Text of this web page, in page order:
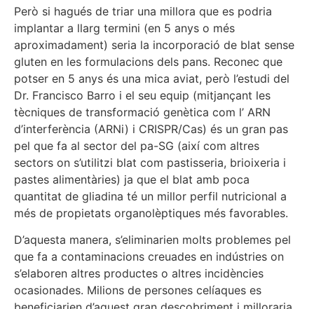
Però si hagués de triar una millora que es podria
implantar a llarg termini (en 5 anys o més
aproximadament) seria la incorporació de blat sense
gluten en les formulacions dels pans. Reconec que
potser en 5 anys és una mica aviat, però l’estudi del
Dr. Francisco Barro i el seu equip (mitjançant les
tècniques de transformació genètica com l’ ARN
d’interferència (ARNi) i CRISPR/Cas) és un gran pas
pel que fa al sector del pa-SG (així com altres
sectors on s’utilitzi blat com pastisseria, brioixeria i
pastes alimentàries) ja que el blat amb poca
quantitat de gliadina té un millor perfil nutricional a
més de propietats organolèptiques més favorables.
D’aquesta manera, s’eliminarien molts problemes pel
que fa a contaminacions creuades en indústries on
s’elaboren altres productes o altres incidències
ocasionades. Milions de persones celíaques es